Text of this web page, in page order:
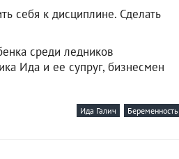
себя к дисциплине. Сделать
среди ледников
Ида и ее супруг, бизнесмен
Ида Галич Беременность